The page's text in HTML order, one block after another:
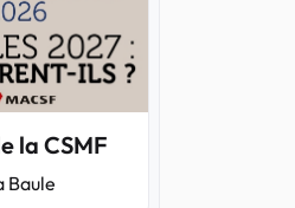
la CSMF
Baule